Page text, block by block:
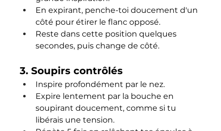
En expirant, penche-toi doucement d'un
côté pour étirer le flanc opposé.
Reste dans cette position quelques
secondes, puis change de côté.
3. Soupirs contrôlés
Inspire profondément par le nez.
Expire lentement par la bouche en
soupirant doucement, comme si tu
libérais une tension.